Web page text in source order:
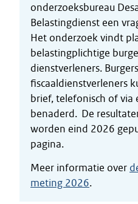
onderzoeksbureau
Belastingdienst een
Het onderzoek vindt
belastingplichtige
dienstverleners.
fiscaaldienstverleners
brief, telefonisch of via
benaderd. De
worden eind 2026
pagina.
Meer informatie over
meting 2026.